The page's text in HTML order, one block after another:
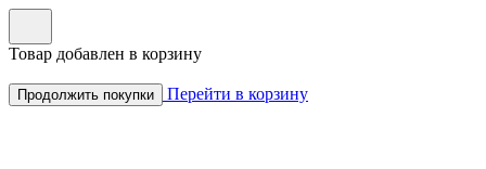
Товар добавлен в корзину
Продолжить покупки Перейти в корзину